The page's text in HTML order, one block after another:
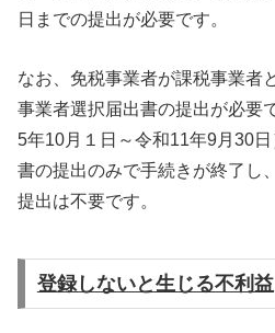
日までの提出が必要です。
なお、免税事業者が課税事業者
事業者選択届出書の提出が必要
5年10月１日～令和11年9月30
書の提出のみで手続きが終了し
提出は不要です。
登録しないと生じる不利益